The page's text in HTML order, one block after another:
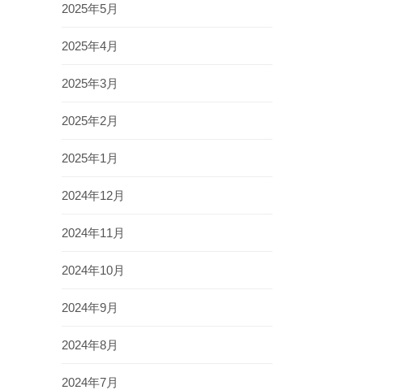
2025年5月
2025年4月
2025年3月
2025年2月
2025年1月
2024年12月
2024年11月
2024年10月
2024年9月
2024年8月
2024年7月